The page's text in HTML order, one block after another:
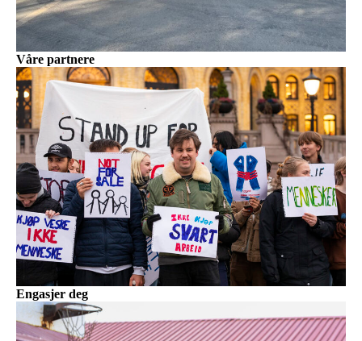
Våre partnere
Engasjer deg